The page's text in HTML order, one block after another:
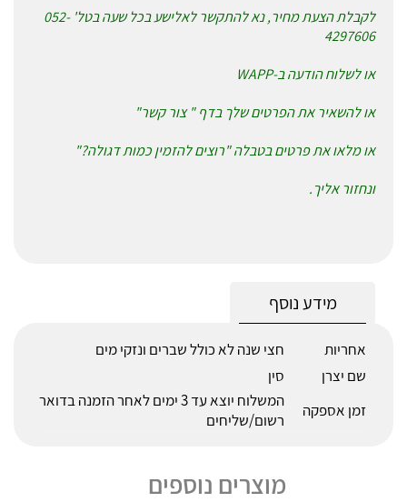
לקבלת הצעת מחיר, נא להתקשר לאלישע בכל שעה בטל' 052-
4297606
או לשלוח הודעה ב-WAPP
או להשאיר את הפרטים שלך בדף " צור קשר"
או מלאו את פרטים בטבלה "רוצים להזמין כמות דגולה?"
ונחזור אליך.
מידע נוסף
אחריות
חצי שנה לא כולל שברים ונזקי מים
שם יצרן
סין
זמן אספקה
המשלוח יוצא עד 3 ימים לאחר הזמנה בדואר
רשום/שליחים
מוצרים נוספים